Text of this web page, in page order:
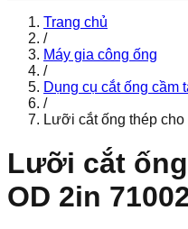
Trang chủ
/
Máy gia công ống
/
Dụng cụ cắt ống cầm
/
Lưỡi cắt ống thép
Lưỡi cắt
OD 2in